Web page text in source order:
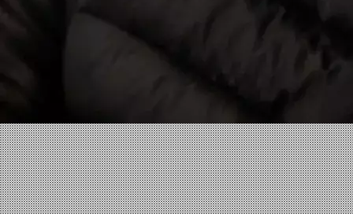
Facebook
X